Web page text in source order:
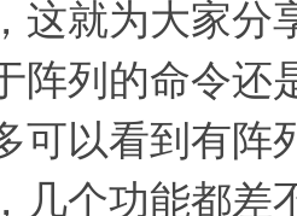
这就为大家分
阵列的命令还
可以看到有阵
几个功能都差